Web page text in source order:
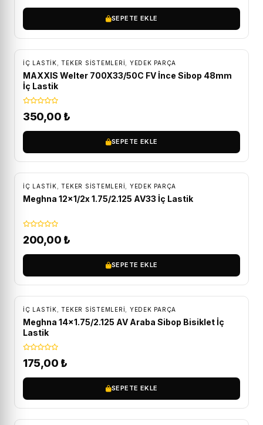
SEPETE EKLE
İÇ LASTIK ,TEKER SISTEMLERI YEDEK PARÇA
MAXXIS Welter 700X33/50C FV İnce Sibop 48mm
İç Lastik
350,00 ₺
SEPETE EKLE
İÇ LASTIK ,TEKER SISTEMLERI YEDEK PARÇA
Meghna 12×1/2x 1.75/2.125 AV33 İç Lastik
200,00 ₺
SEPETE EKLE
İÇ LASTIK ,TEKER SISTEMLERI YEDEK PARÇA
Meghna 14×1.75/2.125 AV Araba Sibop Bisiklet İç
Lastik
175,00 ₺
SEPETE EKLE